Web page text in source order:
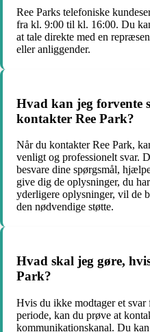
Ree Parks telefoniske
fra kl. 9:00 til kl. 16:00. Du
at tale direkte med en
eller anliggender.
Hvad kan jeg forvente
kontakter Ree Park?
Når du kontakter Ree Park,
venligt og professionelt svar.
besvare dine spørgsmål,
give dig de oplysninger, du
yderligere oplysninger, vil de
den nødvendige støtte.
Hvad skal jeg gøre,
Park?
Hvis du ikke modtager et
periode, kan du prøve at
kommunikationskanal. Du